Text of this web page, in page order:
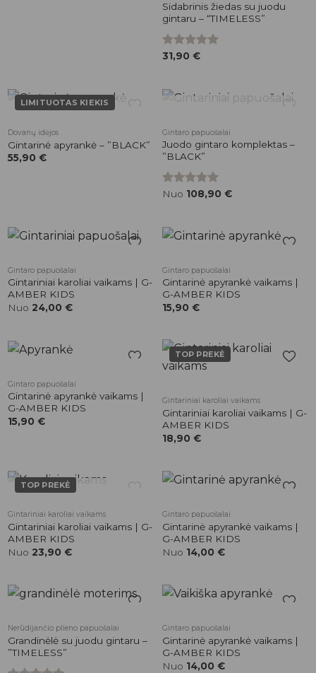
Sidabrinis žiedas su juodu
gintaru – “TIMELESS”
Įvertinimas:
31,90 €
LIMITUOTAS KIEKIS
patikusios
Dovanų idėjos
Gintarinė apyrankė – ”BLACK”
55,90 €
patikusios
Gintaro papuošalai
Juodo gintaro komplektas –
”BLACK”
Įvertinimas:
Nuo 108,90 €
patikusios
prekės
Gintaro papuošalai
Gintariniai karoliai vaikams | G-
AMBER KIDS
Nuo 24,00 €
patikusios
Gintaro papuošalai
Gintarinė apyrankė vaikams |
G-AMBER KIDS
15,90 €
patikusios
Gintaro papuošalai
Gintarinė apyrankė vaikams |
G-AMBER KIDS
15,90 €
TOP PREKĖ
Gintariniai karoliai vaikams
Gintariniai karoliai vaikams | G-
AMBER KIDS
18,90 €
TOP PREKĖ
patikusios
prekės
Gintariniai karoliai vaikams
Gintariniai karoliai vaikams | G-
AMBER KIDS
Nuo 23,90 €
patikusios
Gintaro papuošalai
Gintarinė apyrankė vaikams |
G-AMBER KIDS
Nuo 14,00 €
Pridėti į
patikusios
Nerūdijančio plieno papuošalai
Grandinėlė su juodu gintaru –
”TIMELESS”
patikusios
Gintaro papuošalai
Gintarinė apyrankė vaikams |
G-AMBER KIDS
Nuo 14,00 €